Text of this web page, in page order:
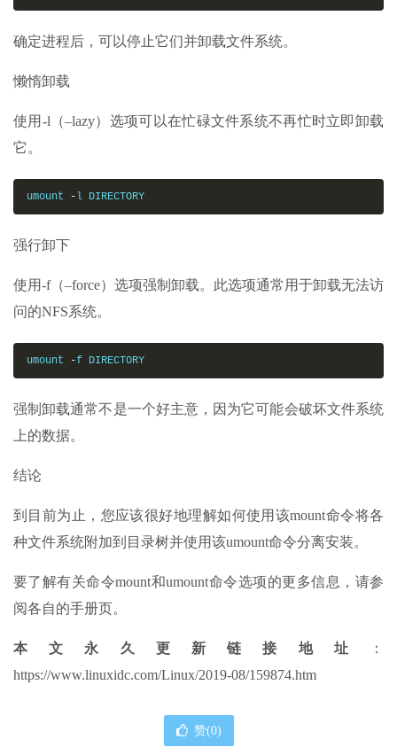
确定进程后，可以停止它们并卸载文件系统。
懒惰卸载
使用-l（–lazy）选项可以在忙碌文件系统不再忙时立即卸载
它。
umount -l DIRECTORY
强行卸下
使用-f（–force）选项强制卸载。此选项通常用于卸载无法访
问的NFS系统。
umount -f DIRECTORY
强制卸载通常不是一个好主意，因为它可能会破坏文件系统
上的数据。
结论
到目前为止，您应该很好地理解如何使用该mount命令将各
种文件系统附加到目录树并使用该umount命令分离安装。
要了解有关命令mount和umount命令选项的更多信息，请参
阅各自的手册页。
本文永久更新链接地址
：
https://www.linuxidc.com/Linux/2019-08/159874.htm
赞(0)